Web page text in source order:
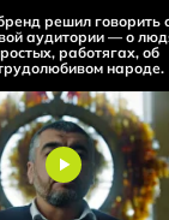
решил говорить
аудитории — о
работягах, об
народе.
Алматы,
Ботанический Сад, 22
Алматы,
Ботанический Сад, 22
Казахстан
г. Алматы,
Ботанический Сад, 22